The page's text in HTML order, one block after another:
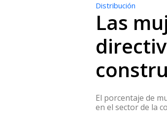
Distribución
Las
El porcentaje de
en el sector de la